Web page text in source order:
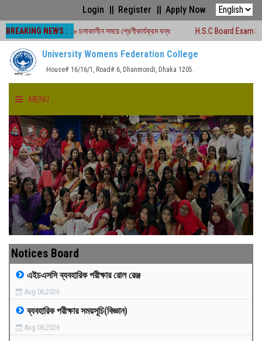
Login Register Apply Now
BREAKING NEWS :
-২০২৬ চলাকালীন সময়ে শ্রেণীকার্যক্রম বন্ধ H.S.C Board Exam Seat Plan (
University Womens Federation College
House# 16/16/1, Road# 6, Dhanmondi, Dhaka 1205.
MENU
HOME
ABOUT US
FACULTIES
ACADEMICS
GALLERY
MEDIA
PAYMENT
Notices Board
এইচএসসি ব্যবহারিক পরীক্ষার রোল রেঞ্জ
Aug 06,2026
ব্যবহারিক পরীক্ষার সময়সূচি(বিজ্ঞান)
Aug 06,2026